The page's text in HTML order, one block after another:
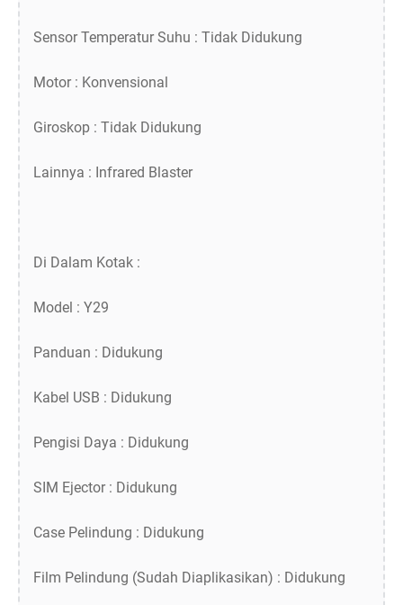
Sensor Temperatur Suhu : Tidak Didukung
Motor : Konvensional
Giroskop : Tidak Didukung
Lainnya : Infrared Blaster
Di Dalam Kotak :
Model : Y29
Panduan : Didukung
Kabel USB : Didukung
Pengisi Daya : Didukung
SIM Ejector : Didukung
Case Pelindung : Didukung
Film Pelindung (Sudah Diaplikasikan) : Didukung